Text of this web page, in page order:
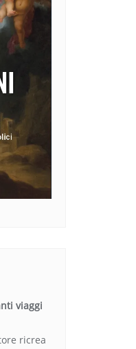
viaggi
ricrea